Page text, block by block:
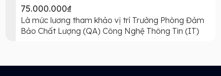
75.000.000₫
Là mức lương tham khảo vị trí Trưởng Phòng Đảm
Bảo Chất Lượng (QA) Công Nghệ Thông Tin (IT)